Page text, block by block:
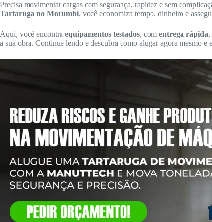
Precisa movimentar cargas com segurança, rapidez e sem
Tartaruga no Morumbi, você economiza tempo, dinheiro e
Aqui, você encontra equipamentos testados, com entrega rápida,
a sua obra. Continue lendo e descubra como alugar agora mesmo e